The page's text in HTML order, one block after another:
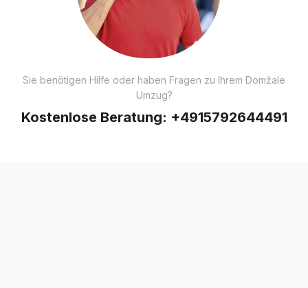
Sie benötigen Hilfe oder haben Fragen zu Ihrem Domžale
Umzug?
Kostenlose Beratung: +4915792644491